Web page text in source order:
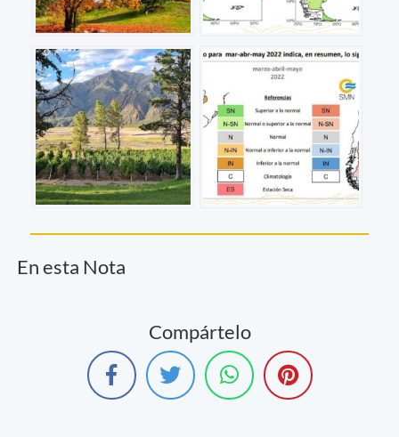
En esta Nota
Compártelo